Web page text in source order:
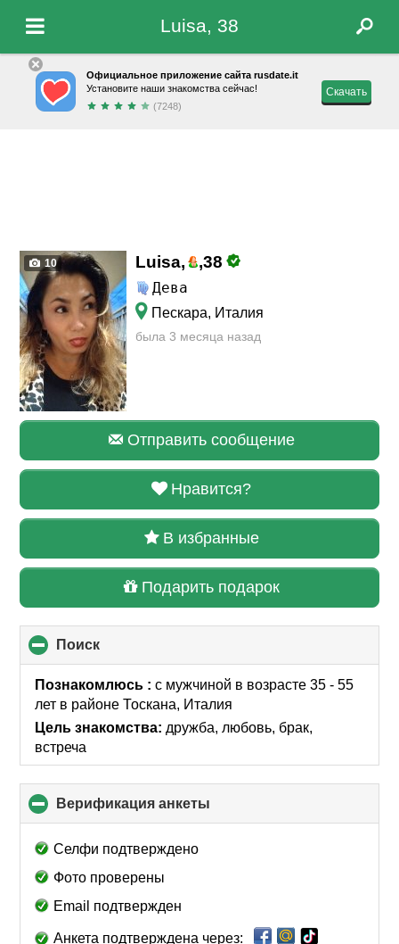
Luisa, 38
Официальное приложение сайта rusdate.it
Установите наши знакомства сейчас!
(7248)
Скачать
10 Luisa, ,38
Дева
Пескара, Италия
была 3 месяца назад
Отправить сообщение
Нравится?
В избранные
Подарить подарок
Поиск
to
collapse
contents
Познакомлюсь :с мужчиной в возрасте 35 - 55
лет в районе Тоскана, Италия
Цель знакомства: дружба, любовь, брак,
встреча
Верификация анкеты
to
Селфи подтверждено
Фото проверены
Email подтвержден
Анкета подтверждена через: